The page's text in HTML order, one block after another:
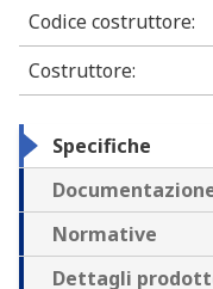
Codice costruttore:
Costruttore:
Specifiche
Normative
Dettagli